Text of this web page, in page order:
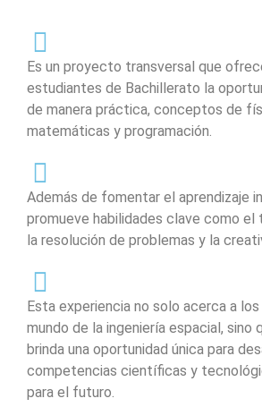
Es un proyecto transversal que
estudiantes de Bachillerato la
de manera práctica, conceptos de
matemáticas y programación.
Además de fomentar el aprendizaje
promueve habilidades clave como el
la resolución de problemas y la
Esta experiencia no solo acerca a
mundo de la ingeniería espacial, sino
brinda una oportunidad única para
competencias científicas y
para el futuro.